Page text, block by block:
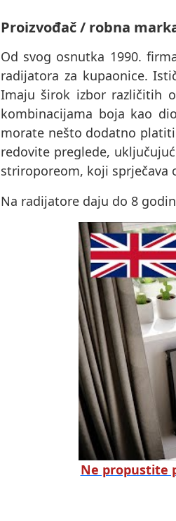
Proizvođač / robna
Od svog osnutka 1990.
radijatora za kupaonice.
Imaju širok izbor različitih
kombinacijama boja kao
morate nešto dodatno
redovite preglede,
striroporeom, koji sprječava
Na radijatore daju do 8
Ne propustite